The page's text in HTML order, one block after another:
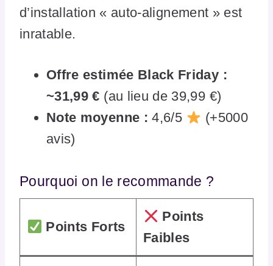
d’installation « auto-alignement » est
inratable.
Offre estimée Black Friday :
~31,99 € (au lieu de 39,99 €)
Note moyenne : 4,6/5
(+5000
avis)
Pourquoi on le recommande ?
Points Forts
Points
Faibles